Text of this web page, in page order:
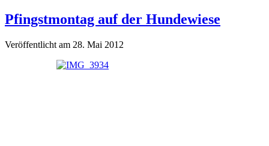
Balkonien!
Pfingstmontag auf der Hundewiese
Veröffentlicht am 28. Mai 2012